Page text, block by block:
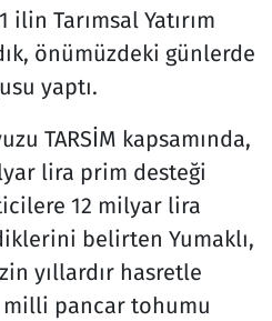
Tarımsal Yatırım
önümüzdeki günlerde
yaptı.
TARSİM kapsamında,
lira prim desteği
12 milyar lira
belirten Yumaklı,
yıllardır hasretle
pancar tohumu